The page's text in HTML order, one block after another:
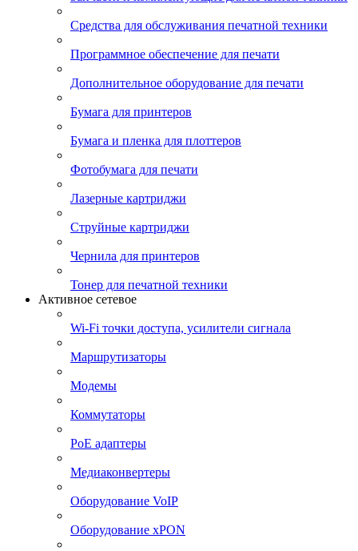
Средства для обслуживания печатной техники
Программное обеспечение для печати
Дополнительное оборудование для печати
Бумага для принтеров
Бумага и пленка для плоттеров
Фотобумага для печати
Лазерные картриджи
Струйные картриджи
Чернила для принтеров
Тонер для печатной техники
Активное сетевое
Wi-Fi точки доступа, усилители сигнала
Маршрутизаторы
Модемы
Коммутаторы
PoE адаптеры
Медиаконвертеры
Оборудование VoIP
Оборудование xPON